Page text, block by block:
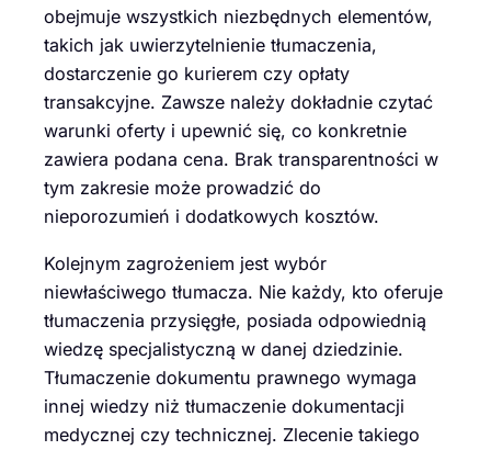
obejmuje wszystkich niezbędnych elementów,
takich jak uwierzytelnienie tłumaczenia,
dostarczenie go kurierem czy opłaty
transakcyjne. Zawsze należy dokładnie czytać
warunki oferty i upewnić się, co konkretnie
zawiera podana cena. Brak transparentności w
tym zakresie może prowadzić do
nieporozumień i dodatkowych kosztów.
Kolejnym zagrożeniem jest wybór
niewłaściwego tłumacza. Nie każdy, kto oferuje
tłumaczenia przysięgłe, posiada odpowiednią
wiedzę specjalistyczną w danej dziedzinie.
Tłumaczenie dokumentu prawnego wymaga
innej wiedzy niż tłumaczenie dokumentacji
medycznej czy technicznej. Zlecenie takiego